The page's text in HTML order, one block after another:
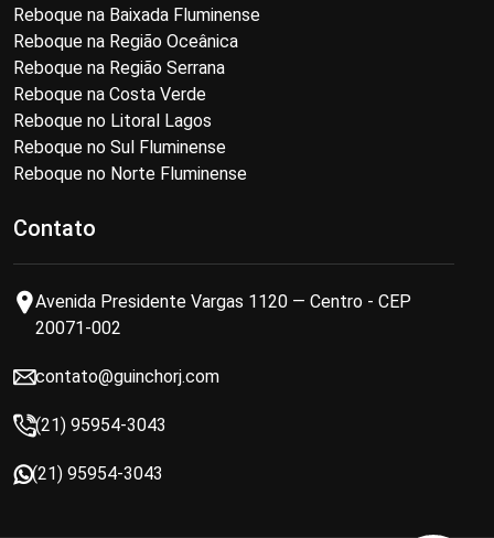
Reboque na Baixada Fluminense
Reboque na Região Oceânica
Reboque na Região Serrana
Reboque na Costa Verde
Reboque no Litoral Lagos
Reboque no Sul Fluminense
Reboque no Norte Fluminense
Contato
Avenida Presidente Vargas 1120 — Centro - CEP
20071-002
contato@guinchorj.com
(21) 95954-3043
(21) 95954-3043